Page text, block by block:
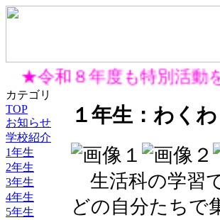
★令和８年度も特別活動
カテゴリ
TOP
お知らせ
学校紹介
1年生
2年生
3年生
4年生
5年生
１年生：わく
生活科の学習
どの自分たちで